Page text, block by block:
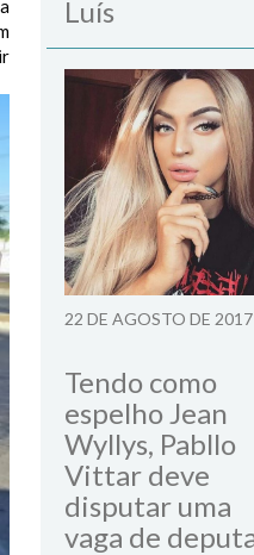
Luís
22 DE AGOSTO DE 2017
Tendo como
espelho Jean
Wyllys, Pabllo
Vittar deve
disputar uma
vaga de